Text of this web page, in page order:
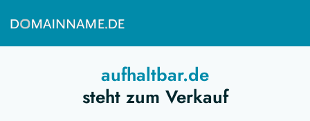
aufhaltbar.de
steht zum Verkauf